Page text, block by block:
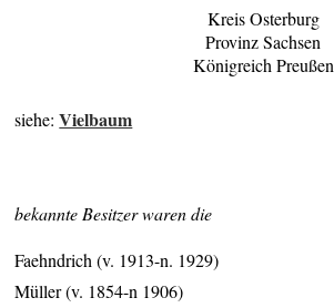
Kreis Osterburg
Provinz Sachsen
Königreich Preußen
siehe:Vielbaum
bekannte Besitzer waren die
Faehndrich (v. 1913-n. 1929)
Müller (v. 1854-n 1906)